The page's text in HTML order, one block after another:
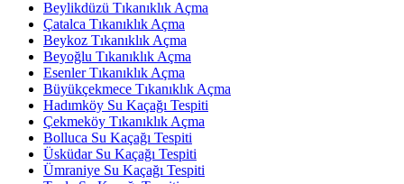
Beylikdüzü Tıkanıklık Açma
Çatalca Tıkanıklık Açma
Beykoz Tıkanıklık Açma
Beyoğlu Tıkanıklık Açma
Esenler Tıkanıklık Açma
Büyükçekmece Tıkanıklık Açma
Hadımköy Su Kaçağı Tespiti
Çekmeköy Tıkanıklık Açma
Bolluca Su Kaçağı Tespiti
Üsküdar Su Kaçağı Tespiti
Ümraniye Su Kaçağı Tespiti